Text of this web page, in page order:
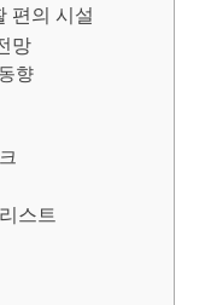
편의 시설
망
향
스트